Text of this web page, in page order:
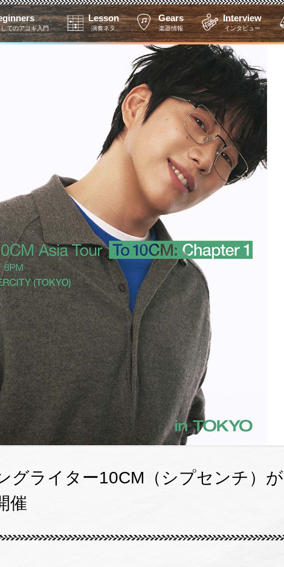
てのアコギ入門
Lesson
演奏ネタ
Gears
楽器情報
Interview
インタビュー
グライター10CM（シプセンチ）
催